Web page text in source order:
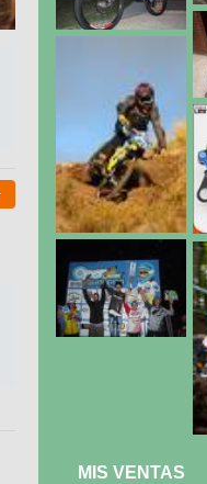
MIS VENTAS